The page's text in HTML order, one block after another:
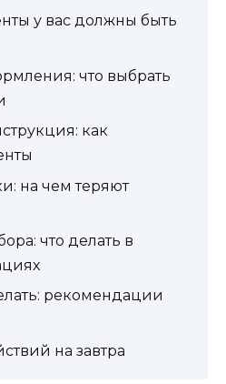
у вас должны быть
что выбрать
как
на чем теряют
что делать в
рекомендации
на завтра